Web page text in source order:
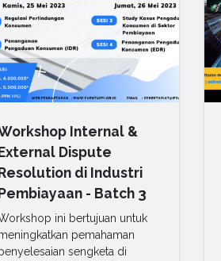
Internal &
Dispute
di Industri
- Batch 3
ini bertujuan untuk
pemahaman
sengketa di